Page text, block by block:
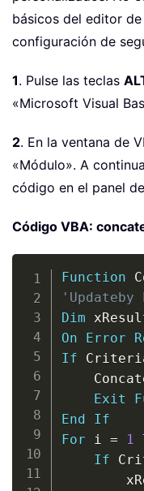
básicos del editor
configuración de
1. Pulse las teclas
«Microsoft Visual
2. En la ventana de
«Módulo». A
código en el panel
Código VBA:
Function
Dim
On
Error
If
Exit
End
If
For i = 1
If